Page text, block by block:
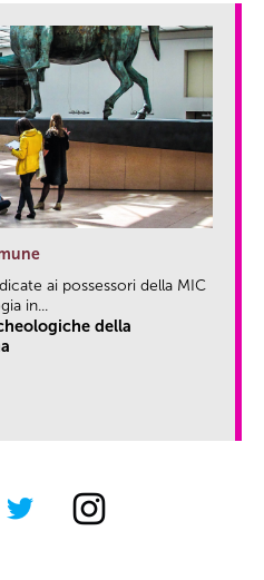
ai possessori della MIC
in...
della